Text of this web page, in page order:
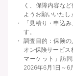
く、保障内容な
ようお願いいたし
「見積り・申込
す。
調査目的：保険
オン保険サービ
マーケット」訪
2026年6月1日～6